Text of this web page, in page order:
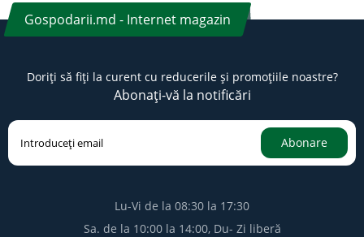
Gospodarii.md - Internet magazin
Doriți să fiți la curent cu reducerile și promoțiile noastre?
Abonați-vă la notificări
Abonare
Lu-Vi de la 08:30 la 17:30
Sa. de la 10:00 la 14:00, Du- Zi liberă